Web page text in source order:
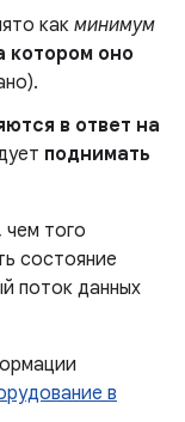
как минимум
котором оно
в ответ на
поднимать
того
состояние
поток данных
в